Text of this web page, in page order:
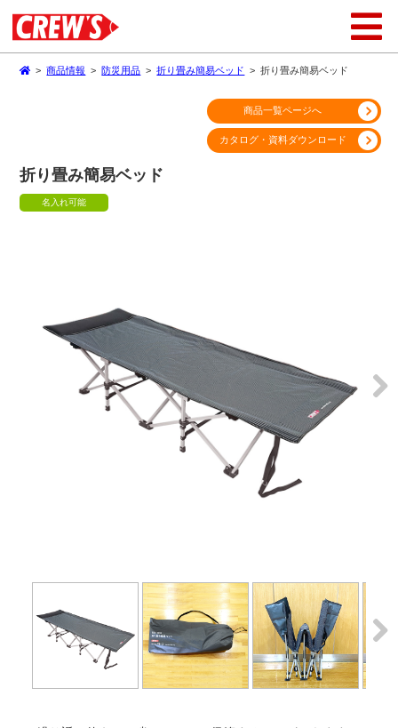
>商品情報 >防災用品 >折り畳み簡易ベッド >折り畳み簡易ベッド
折り畳み簡易ベッド
名入れ可能
商品一覧ページへ
カタログ・資料ダウンロード
Next